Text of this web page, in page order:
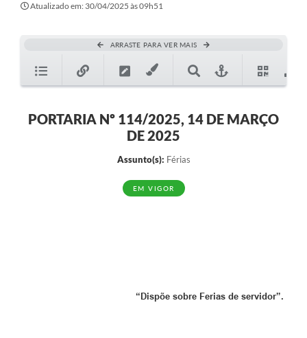
Atualizado em: 30/04/2025 às 09h51
ARRASTE PARA VER MAIS
PORTARIA Nº 114/2025, 14 DE MARÇO
DE 2025
Assunto(s): Férias
EM VIGOR
“Dispõe sobre Ferias de servidor”.